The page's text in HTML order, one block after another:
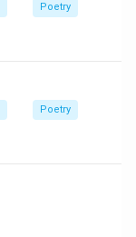
Poetry
Poetry